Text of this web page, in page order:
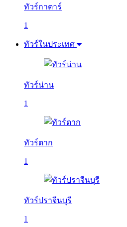
ทัวร์กาตาร์
1
ทัวร์ในประเทศ
ทัวร์น่าน
1
ทัวร์ตาก
1
ทัวร์ปราจีนบุรี
1